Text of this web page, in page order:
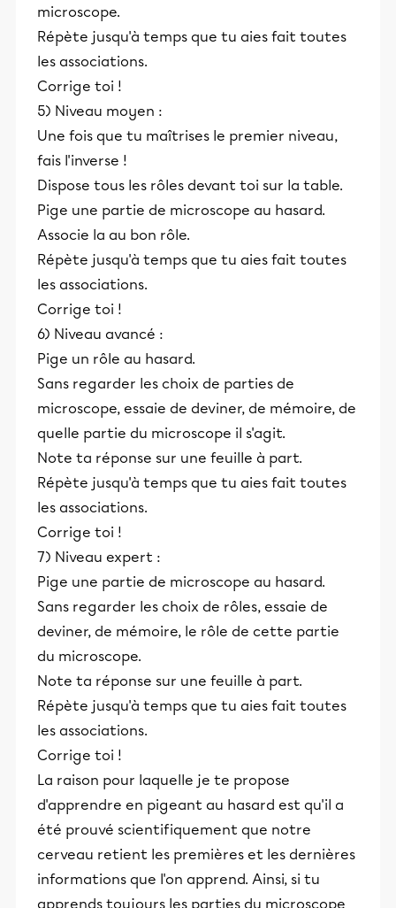
microscope.
Répète jusqu'à temps que tu aies fait toutes
les associations.
Corrige toi !
5) Niveau moyen :
Une fois que tu maîtrises le premier niveau,
fais l'inverse !
Dispose tous les rôles devant toi sur la table.
Pige une partie de microscope au hasard.
Associe la au bon rôle.
Répète jusqu'à temps que tu aies fait toutes
les associations.
Corrige toi !
6) Niveau avancé :
Pige un rôle au hasard.
Sans regarder les choix de parties de
microscope, essaie de deviner, de mémoire, de
quelle partie du microscope il s'agit.
Note ta réponse sur une feuille à part.
Répète jusqu'à temps que tu aies fait toutes
les associations.
Corrige toi !
7) Niveau expert :
Pige une partie de microscope au hasard.
Sans regarder les choix de rôles, essaie de
deviner, de mémoire, le rôle de cette partie
du microscope.
Note ta réponse sur une feuille à part.
Répète jusqu'à temps que tu aies fait toutes
les associations.
Corrige toi !
La raison pour laquelle je te propose
d'apprendre en pigeant au hasard est qu'il a
été prouvé scientifiquement que notre
cerveau retient les premières et les dernières
informations que l'on apprend. Ainsi, si tu
apprends toujours les parties du microscope